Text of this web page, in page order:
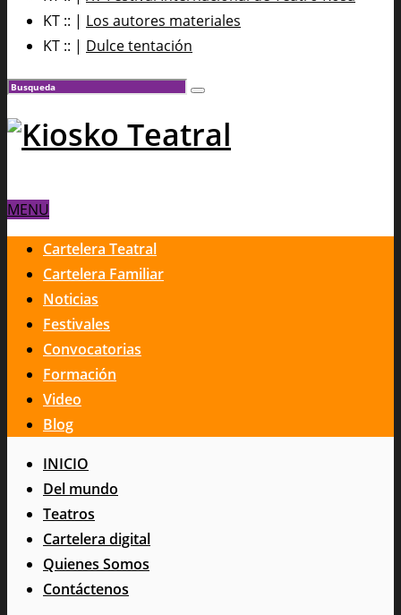
KT :: | Los autores materiales
KT :: | Dulce tentación
MENU
Cartelera Teatral
Cartelera Familiar
Noticias
Festivales
Convocatorias
Formación
Video
Blog
INICIO
Del mundo
Teatros
Cartelera digital
Quienes Somos
Contáctenos